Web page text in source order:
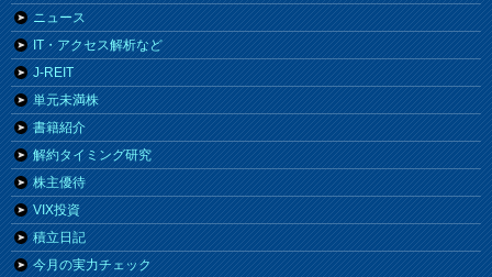
ニュース
IT・アクセス解析など
J-REIT
単元未満株
書籍紹介
解約タイミング研究
株主優待
VIX投資
積立日記
今月の実力チェック